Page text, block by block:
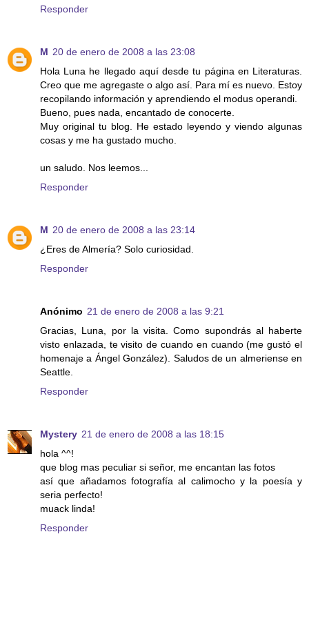
Responder
M 20 de enero de 2008 a las 23:08
Hola Luna he llegado aquí desde tu página en Literaturas.
Creo que me agregaste o algo así. Para mí es nuevo. Estoy
recopilando información y aprendiendo el modus operandi.
Bueno, pues nada, encantado de conocerte.
Muy original tu blog. He estado leyendo y viendo algunas
cosas y me ha gustado mucho.
un saludo. Nos leemos...
Responder
M 20 de enero de 2008 a las 23:14
¿Eres de Almería? Solo curiosidad.
Responder
Anónimo 21 de enero de 2008 a las 9:21
Gracias, Luna, por la visita. Como supondrás al haberte
visto enlazada, te visito de cuando en cuando (me gustó el
homenaje a Ángel González). Saludos de un almeriense en
Seattle.
Responder
Mystery 21 de enero de 2008 a las 18:15
hola ^^!
que blog mas peculiar si señor, me encantan las fotos
así que añadamos fotografía al calimocho y la poesía y
seria perfecto!
muack linda!
Responder